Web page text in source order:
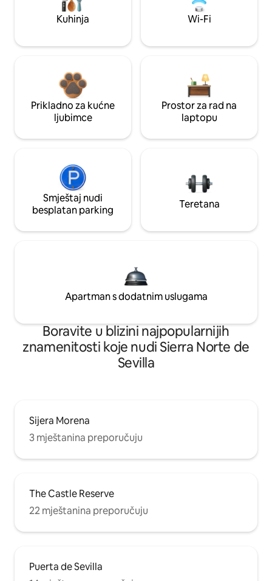
Kuhinja Wi-Fi
Prikladno za kućne
ljubimce
Prostor za rad na
laptopu
Smještaj nudi
besplatan parking
Teretana
Apartman s dodatnim uslugama
Boravite u blizini najpopularnijih
znamenitosti koje nudi Sierra Norte de
Sevilla
Sijera Morena
3 mještanina preporučuju
The Castle Reserve
22 mještanina preporučuju
Puerta de Sevilla